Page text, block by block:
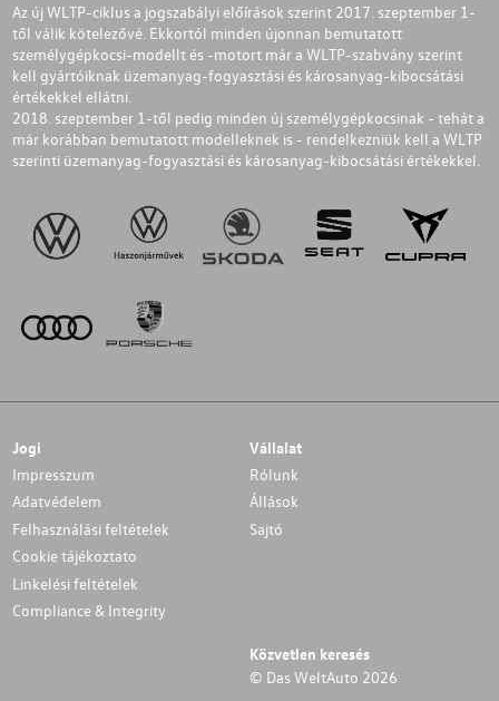
Az új WLTP-ciklus a jogszabályi előírások szerint 2017. szeptember 1-
től válik kötelezővé. Ekkortól minden újonnan bemutatott
személygépkocsi-modellt és -motort már a WLTP-szabvány szerint
kell gyártóiknak üzemanyag-fogyasztási és károsanyag-kibocsátási
értékekkel ellátni.
2018. szeptember 1-től pedig minden új személygépkocsinak - tehát a
már korábban bemutatott modelleknek is - rendelkezniük kell a WLTP
szerinti üzemanyag-fogyasztási és károsanyag-kibocsátási értékekkel.
Jogi
Impresszum
Adatvédelem
Felhasználási feltételek
Cookie tájékoztato
Linkelési feltételek
Compliance & Integrity
Vállalat
Rólunk
Állások
Sajtó
Közvetlen keresés
© Das WeltAuto 2026